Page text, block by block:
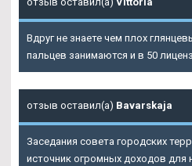
Вдруг не знаете чем плох
пальцев занимаются и в 50
отзыв оставил(а) Bavarskaja
Заседания совета городских
источник огромных доходов для